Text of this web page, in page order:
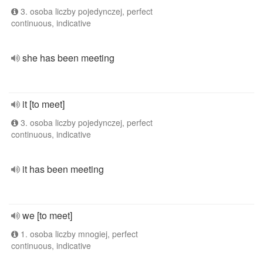
3. osoba liczby pojedynczej, perfect
continuous, indicative
she has been meeting
it [to meet]
3. osoba liczby pojedynczej, perfect
continuous, indicative
it has been meeting
we [to meet]
1. osoba liczby mnogiej, perfect
continuous, indicative